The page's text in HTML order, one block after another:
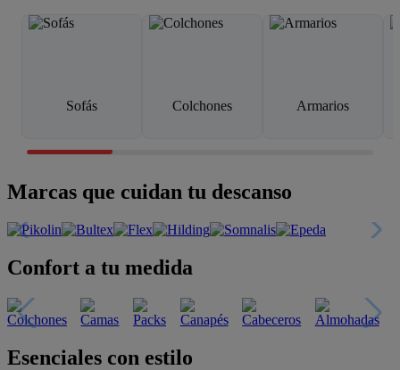
Sofás Colchones Armarios
Marcas que cuidan tu descanso
Confort a tu medida
Esenciales con estilo